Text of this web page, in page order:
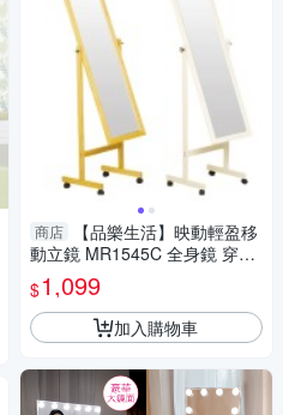
商店
【品樂生活】映動輕盈移
動立鏡 MR1545C 全身鏡 穿搭
鏡 長鏡 鏡子 帶輪全身鏡 穿衣
鏡
$1,099
加入購物車